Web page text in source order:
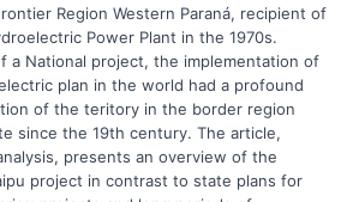
Region Western Paraná, recipient of
Power Plant in the 1970s.
a National project, the implementation of
plan in the world had a profound
of the teritory in the border region
since the 19th century. The article,
presents an overview of the
project in contrast to state plans for